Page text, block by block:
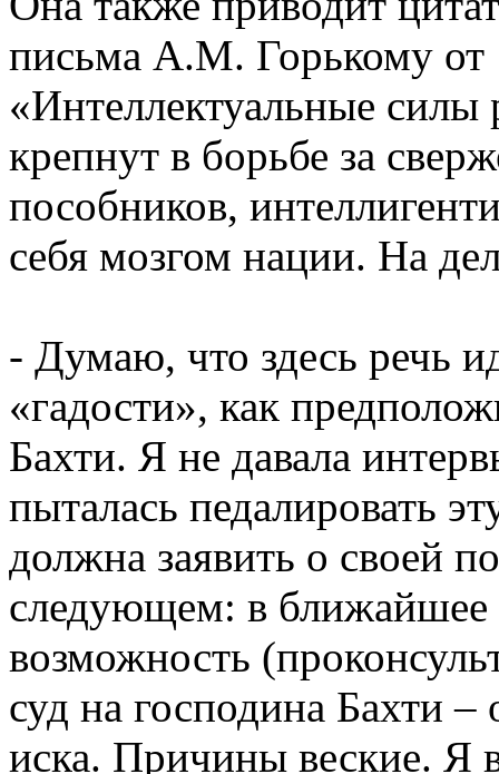
письма А.М. Горькому от
«Интеллектуальные силы
крепнут в борьбе за
пособников,
себя мозгом нации. На
- Думаю, что здесь речь
«гадости», как
Бахти. Я не давала
пыталась педалировать
должна заявить о своей
следующем: в ближайшее
возможность
суд на господина Бахти
иска. Причины веские. Я